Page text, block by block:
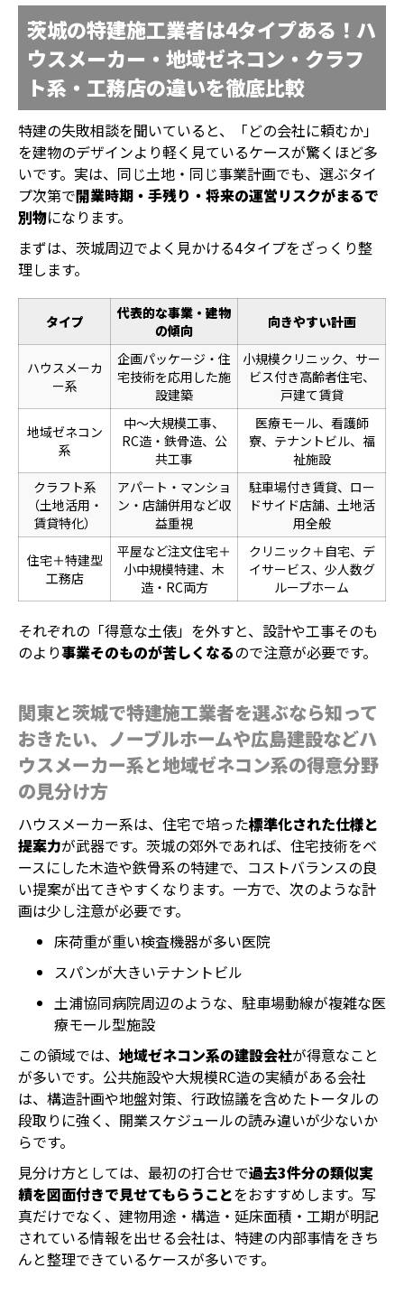
茨城の特建施工業者は4タイプある！ハ
ウスメーカー・地域ゼネコン・クラフ
ト系・工務店の違いを徹底比較
特建の失敗相談を聞いていると、「どの会社に頼むか」
を建物のデザインより軽く見ているケースが驚くほど多
いです。実は、同じ土地・同じ事業計画でも、選ぶタイ
プ次第で開業時期・手残り・将来の運営リスクがまるで
別物になります。
まずは、茨城周辺でよく見かける4タイプをざっくり整
理します。
タイプ
代表的な事業・建物
の傾向
向きやすい計画
ハウスメーカ
ー系
企画パッケージ・住
宅技術を応用した施
設建築
小規模クリニック、サー
ビス付き高齢者住宅、
戸建て賃貸
地域ゼネコン
系
中〜大規模工事、
RC造・鉄骨造、公
共工事
医療モール、看護師
寮、テナントビル、福
祉施設
クラフト系
（土地活用・
賃貸特化）
アパート・マンショ
ン・店舗併用など収
益重視
駐車場付き賃貸、ロー
ドサイド店舗、土地活
用全般
住宅＋特建型
工務店
平屋など注文住宅＋
小中規模特建、木
造・RC両方
クリニック＋自宅、デ
イサービス、少人数グ
ループホーム
それぞれの「得意な土俵」を外すと、設計や工事そのも
のより事業そのものが苦しくなるので注意が必要です。
関東と茨城で特建施工業者を選ぶなら知って
おきたい、ノーブルホームや広島建設などハ
ウスメーカー系と地域ゼネコン系の得意分野
の見分け方
ハウスメーカー系は、住宅で培った標準化された仕様と
提案力が武器です。茨城の郊外であれば、住宅技術をベ
ースにした木造や鉄骨系の特建で、コストバランスの良
い提案が出てきやすくなります。一方で、次のような計
画は少し注意が必要です。
床荷重が重い検査機器が多い医院
スパンが大きいテナントビル
土浦協同病院周辺のような、駐車場動線が複雑な医
療モール型施設
この領域では、 地域ゼネコン系の建設会社が得意なこと
が多いです。公共施設や大規模RC造の実績がある会社
は、構造計画や地盤対策、行政協議を含めたトータルの
段取りに強く、開業スケジュールの読み違いが少ないか
らです。
見分け方としては、最初の打合せで過去3件分の類似実
績を図面付きで見せてもらうことをおすすめします。写
真だけでなく、建物用途・構造・延床面積・工期が明記
されている情報を出せる会社は、特建の内部事情をきち
んと整理できているケースが多いです。